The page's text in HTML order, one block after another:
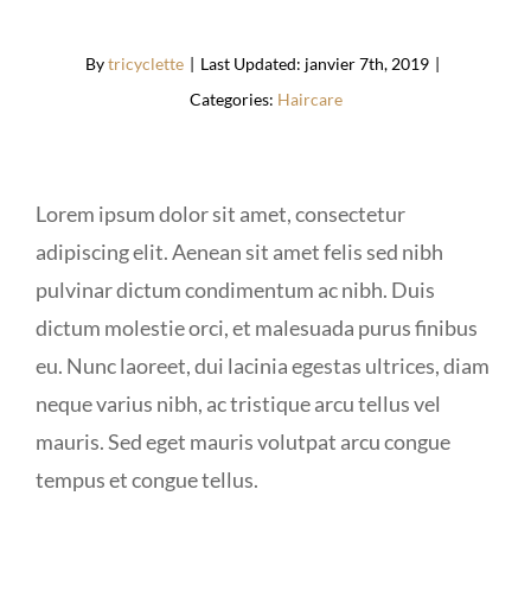
Bytricyclette | Last Updated: janvier 7th, 2019 |
Categories: Haircare
Lorem ipsum dolor sit amet, consectetur
adipiscing elit. Aenean sit amet felis sed nibh
pulvinar dictum condimentum ac nibh. Duis
dictum molestie orci, et malesuada purus finibus
eu. Nunc laoreet, dui lacinia egestas ultrices, diam
neque varius nibh, ac tristique arcu tellus vel
mauris. Sed eget mauris volutpat arcu congue
tempus et congue tellus.